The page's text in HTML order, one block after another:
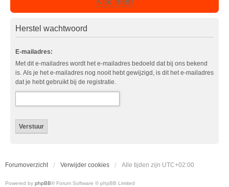
Herstel wachtwoord
E-mailadres:
Met dit e-mailadres wordt het e-mailadres bedoeld dat bij ons bekend
is. Als je het e-mailadres nog nooit hebt gewijzigd, is dit het e-mailadres
dat je hebt gebruikt bij de registratie.
Forumoverzicht Verwijder cookies Alle tijden zijn UTC+02:00
Powered by phpBB® Forum Software © phpBB Limited